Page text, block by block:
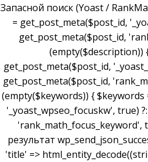
Запасной поиск (Yoast /
= get_post_meta($post_id,
get_post_meta($post_id,
(empty($description))
get_post_meta($post_id,
get_post_meta($post_id,
(empty($keywords)) { $keywords
'_yoast_wpseo_focuskw', true)
результат
'title' =>